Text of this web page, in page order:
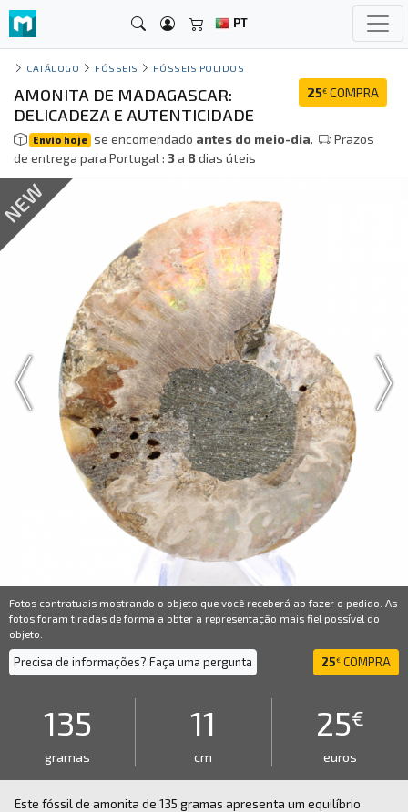
PT
CATÁLOGO FÓSSEIS FÓSSEIS POLIDOS
25€ COMPRA
AMONITA DE MADAGASCAR:
DELICADEZA E AUTENTICIDADE
Envio hoje se encomendado antes do meio-dia.
Prazos
de entrega para Portugal : 3a 8dias úteis
Fotos contratuais mostrando o objeto que você receberá ao fazer o pedido. As
fotos foram tiradas de forma a obter a representação mais fiel possível do
objeto.
Precisa de informações? Faça uma pergunta 25€ COMPRA
135
gramas
11
cm
25€
euros
Este fóssil de amonita de 135 gramas apresenta um equilíbrio